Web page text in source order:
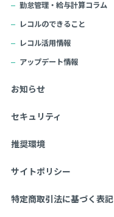
勤怠管理・給与計算コラム
レコルのできること
レコル活用情報
アップデート情報
お知らせ
セキュリティ
推奨環境
サイトポリシー
特定商取引法に基づく表記